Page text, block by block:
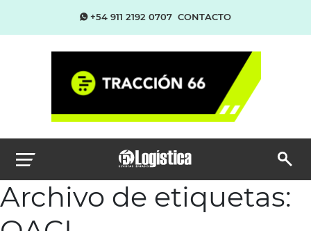
+54 911 2192 0707 CONTACTO
Archivo de etiquetas: